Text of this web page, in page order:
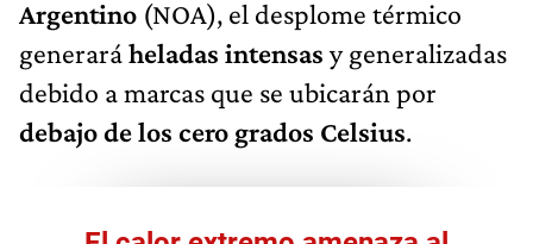
Argentino (NOA), el desplome térmico
generaráheladas intensas y generalizadas
debido a marcas que se ubicarán por
debajo de los cero grados Celsius.